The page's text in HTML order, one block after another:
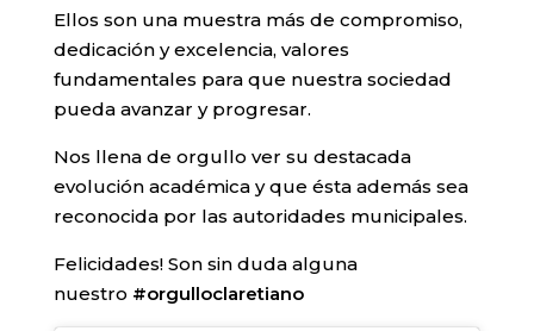
Ellos son una muestra más de compromiso,
dedicación y excelencia, valores
fundamentales para que nuestra sociedad
pueda avanzar y progresar.
Nos llena de orgullo ver su destacada
evolución académica y que ésta además sea
reconocida por las autoridades municipales.
Felicidades! Son sin duda alguna
nuestro #orgulloclaretiano